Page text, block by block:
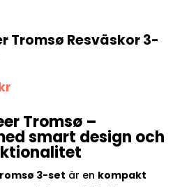
Tromsø Resväskor 3-
Det
är:
3999 kr.
Tromsø –
smart design och
3-set är en kompakt